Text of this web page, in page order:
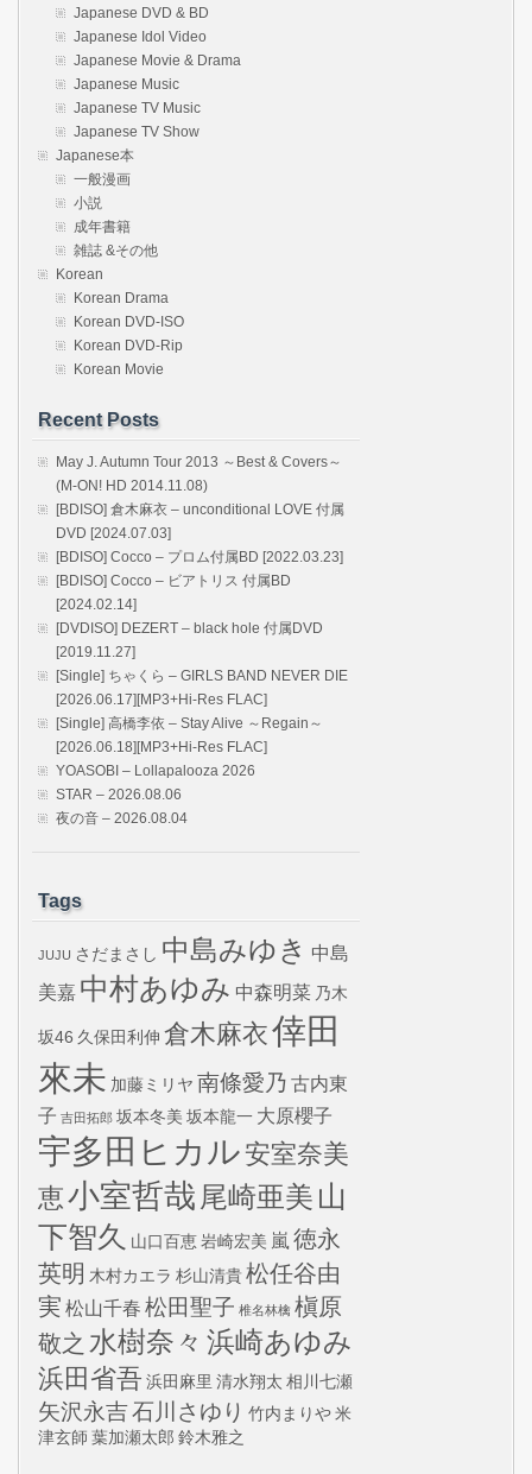
Japanese DVD & BD
Japanese Idol Video
Japanese Movie & Drama
Japanese Music
Japanese TV Music
Japanese TV Show
Japanese本
一般漫画
小説
成年書籍
雑誌 &その他
Korean
Korean Drama
Korean DVD-ISO
Korean DVD-Rip
Korean Movie
Recent Posts
May J. Autumn Tour 2013 ～Best & Covers～
(M-ON! HD 2014.11.08)
[BDISO] 倉木麻衣 – unconditional LOVE 付属
DVD [2024.07.03]
[BDISO] Cocco – プロム付属BD [2022.03.23]
[BDISO] Cocco – ビアトリス 付属BD
[2024.02.14]
[DVDISO] DEZERT – black hole 付属DVD
[2019.11.27]
[Single] ちゃくら – GIRLS BAND NEVER DIE
[2026.06.17][MP3+Hi-Res FLAC]
[Single] 高橋李依 – Stay Alive ～Regain～
[2026.06.18][MP3+Hi-Res FLAC]
YOASOBI – Lollapalooza 2026
STAR – 2026.08.06
夜の音 – 2026.08.04
Tags
JUJU さだまさし 中島みゆき 中島
美嘉 中村あゆみ 中森明菜 乃木
坂46 久保田利伸 倉木麻衣倖田
來未 加藤ミリヤ 南條愛乃 古内東
子 吉田拓郎 坂本冬美 坂本龍一 大原櫻子
宇多田ヒカル安室奈美
恵小室哲哉 尾崎亜美 山
下智久 山口百恵岩崎宏美 嵐 徳永
英明 木村カエラ 杉山清貴松任谷由
実 松山千春 松田聖子 椎名林檎 槇原
敬之 水樹奈々 浜崎あゆみ
浜田省吾 浜田麻里 清水翔太 相川七瀬
矢沢永吉石川さゆり 竹内まりや米
津玄師 葉加瀬太郎 鈴木雅之